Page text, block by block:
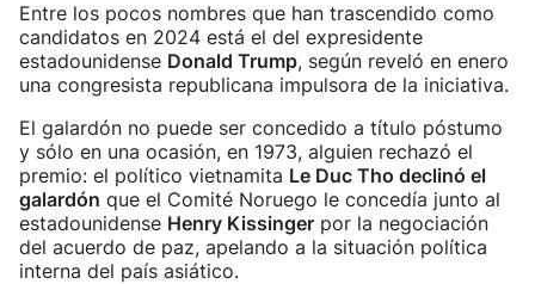
Entre los pocos nombres que han trascendido como
candidatos en 2024 está el del expresidente
estadounidense Donald Trump, según reveló en enero
una congresista republicana impulsora de la iniciativa.
El galardón no puede ser concedido a título póstumo
y sólo en una ocasión, en 1973, alguien rechazó el
premio: el político vietnamita Le Duc Tho declinó el
galardón que el Comité Noruego le concedía junto al
estadounidense Henry Kissinger por la negociación
del acuerdo de paz, apelando a la situación política
interna del país asiático.